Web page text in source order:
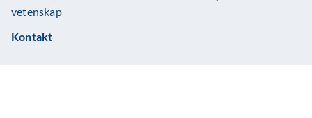
vetenskap
Kontakt